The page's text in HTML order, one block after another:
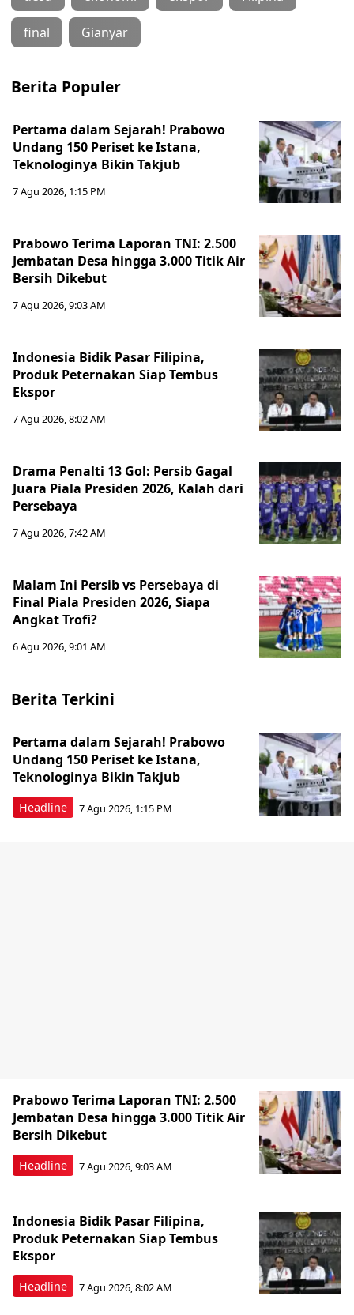
final Gianyar
Berita Populer
Pertama dalam Sejarah! Prabowo
Undang 150 Periset ke Istana,
Teknologinya Bikin Takjub
7 Agu 2026, 1:15 PM
Prabowo Terima Laporan TNI: 2.500
Jembatan Desa hingga 3.000 Titik Air
Bersih Dikebut
7 Agu 2026, 9:03 AM
Indonesia Bidik Pasar Filipina,
Produk Peternakan Siap Tembus
Ekspor
7 Agu 2026, 8:02 AM
Drama Penalti 13 Gol: Persib Gagal
Juara Piala Presiden 2026, Kalah dari
Persebaya
7 Agu 2026, 7:42 AM
Malam Ini Persib vs Persebaya di
Final Piala Presiden 2026, Siapa
Angkat Trofi?
6 Agu 2026, 9:01 AM
Berita Terkini
Headline
Pertama dalam Sejarah! Prabowo
Undang 150 Periset ke Istana,
Teknologinya Bikin Takjub
7 Agu 2026, 1:15 PM
Headline
Prabowo Terima Laporan TNI: 2.500
Jembatan Desa hingga 3.000 Titik Air
Bersih Dikebut
7 Agu 2026, 9:03 AM
Headline
Indonesia Bidik Pasar Filipina,
Produk Peternakan Siap Tembus
Ekspor
7 Agu 2026, 8:02 AM